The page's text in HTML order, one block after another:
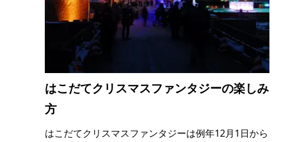
はこだてクリスマスファンタジーの楽しみ
方
はこだてクリスマスファンタジーは例年12月1日から